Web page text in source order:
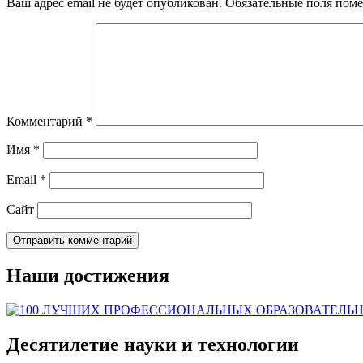
Ваш адрес email не будет опубликован. Обязательные поля
Комментарий *
Имя *
Email *
Сайт
Наши достижения
Десятилетие науки и технологии